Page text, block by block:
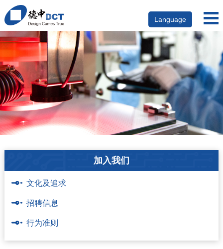
Language
加入我们
文化及追求
招聘信息
行为准则